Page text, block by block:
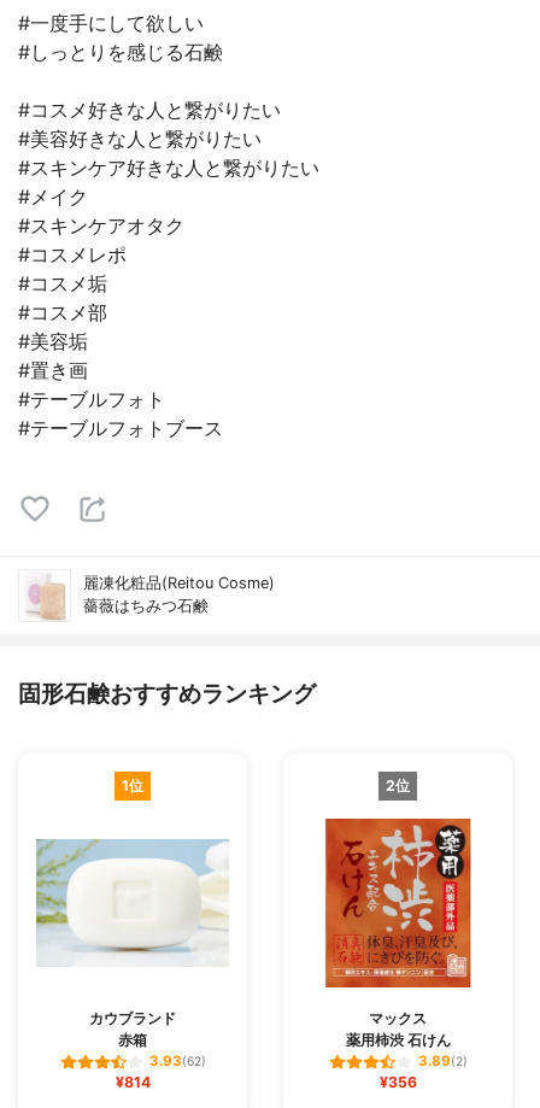
#一度手にして欲しい
#しっとりを感じる石鹸
#コスメ好きな人と繋がりたい
#美容好きな人と繋がりたい
#スキンケア好きな人と繋がりたい
#メイク
#スキンケアオタク
#コスメレポ
#コスメ垢
#コスメ部
#美容垢
#置き画
#テーブルフォト
#テーブルフォトブース
麗凍化粧品(Reitou Cosme)
薔薇はちみつ石鹸
固形石鹸おすすめランキング
1位
カウブランド
赤箱
3.93(62)
¥814
2位
マックス
薬用柿渋 石けん
3.89(2)
¥356